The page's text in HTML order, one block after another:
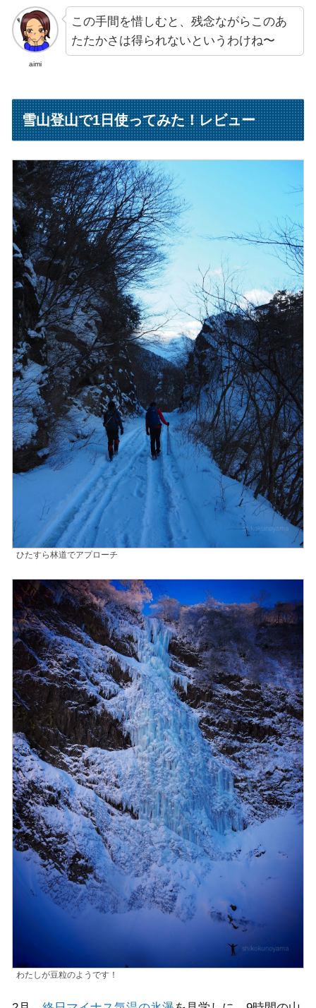
aimi
この手間を惜しむと、残念ながらこのあ
たたかさは得られないというわけね〜
雪山登山で1日使ってみた！レビュー
ひたすら林道でアプローチ
わたしが豆粒のようです！